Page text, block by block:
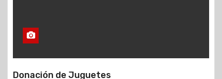
Donación de Juguetes